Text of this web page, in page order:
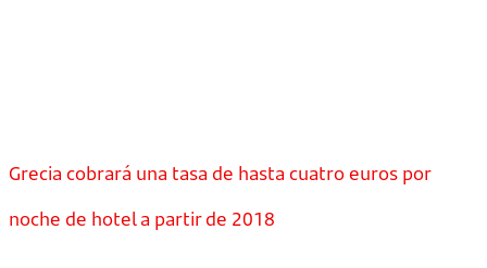
Grecia cobrará una tasa de hasta cuatro euros por
noche de hotel a partir de 2018